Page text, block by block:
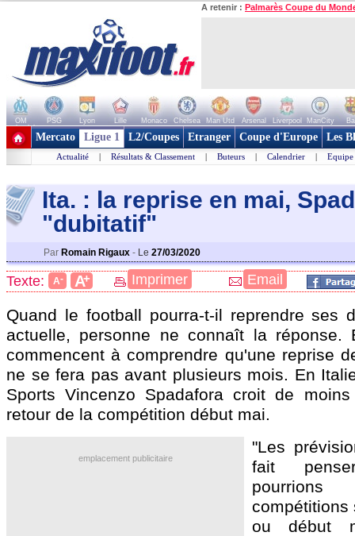
A retenir : Palmarès Coupe du
OM PSG Lyon Lille Monaco Chelsea Man Utd Arsenal Liverpool ManCity
+ de clubs
Mercato Ligue 1 L2/Coupes Etranger Coupe d'Europe Les
Actualité | Résultats & Classement | Buteurs | Calendrier | Equipe
Ita. : la reprise en mai,
"dubitatif"
Par Romain Rigaux - Le 27/03/2020
Texte: A- A+ Imprimer Email
Quand le football pourra-t-il reprendre ses
actuelle, personne ne connaît la réponse.
commencent à comprendre qu'une reprise
ne se fera pas avant plusieurs mois. En
Sports Vincenzo Spadafora croit de
retour de la compétition début mai.
emplacement publicitaire
"Les
fait
pourrions
compétitions
ou début